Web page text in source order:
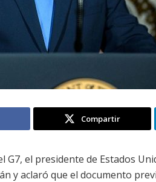
Compartir
el presidente de Estados
y aclaró que el documento